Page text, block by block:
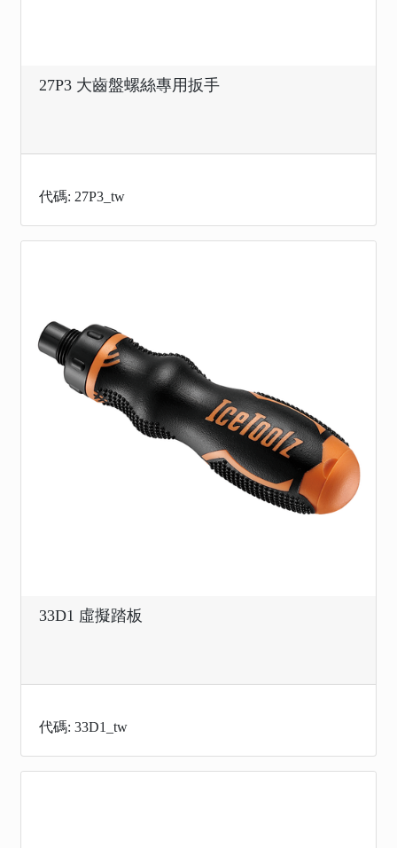
27P3 大齒盤螺絲專用扳手
代碼: 27P3_tw
33D1 虛擬踏板
代碼: 33D1_tw